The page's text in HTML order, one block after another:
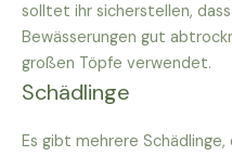
solltet ihr sicherstellen,
Bewässerungen gut
großen Töpfe verwendet.
Schädlinge
Es gibt mehrere